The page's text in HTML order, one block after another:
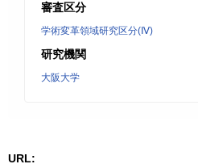
審査区分
学術変革領域研究区分(Ⅳ)
研究機関
大阪大学
URL: